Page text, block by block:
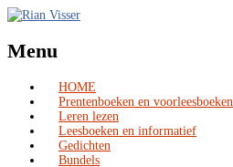
Menu
Skip
to
content
HOME
Prentenboeken en voorleesboeken
Leren lezen
Leesboeken en informatief
Gedichten
Bundels